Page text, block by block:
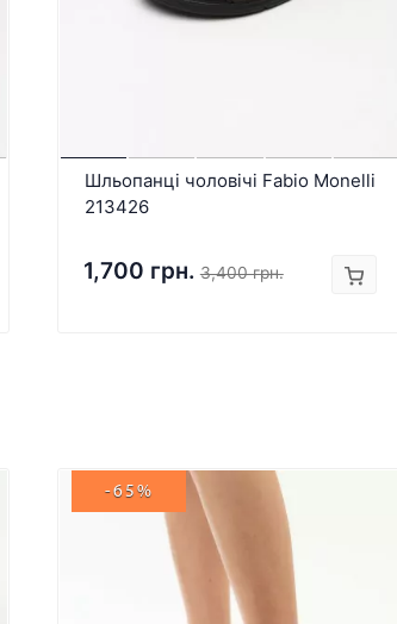
Шльопанці чоловічі Fabio Monelli
213426
1,700 грн. 3,400 грн.
-65%